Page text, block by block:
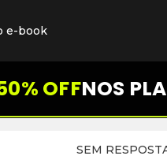
e-book
OFFNOS
SEM